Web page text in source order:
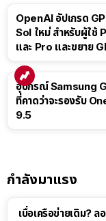
OpenAI อัปเกรด
Sol ใหม่ สำหรับผู้ใช้
และ Pro และขยาย
อุปกรณ์ Samsung
ที่คาดว่าจะรองรับ
9.5
กำลังมาแรง
เบื่อเครือข่ายเดิม?